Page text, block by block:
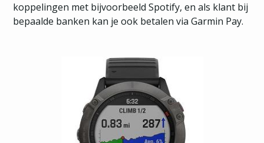
koppelingen met bijvoorbeeld Spotify, en als klant bij
bepaalde banken kan je ook betalen via Garmin Pay.